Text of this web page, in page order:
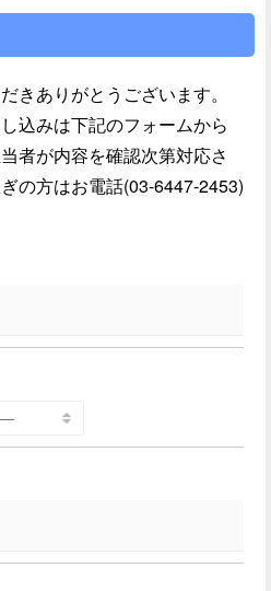
きありがとうございます。
込みは下記のフォームから
者が内容を確認次第対応さ
の方はお電話(03-6447-2453)